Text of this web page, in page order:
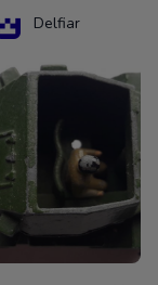
Delfiar